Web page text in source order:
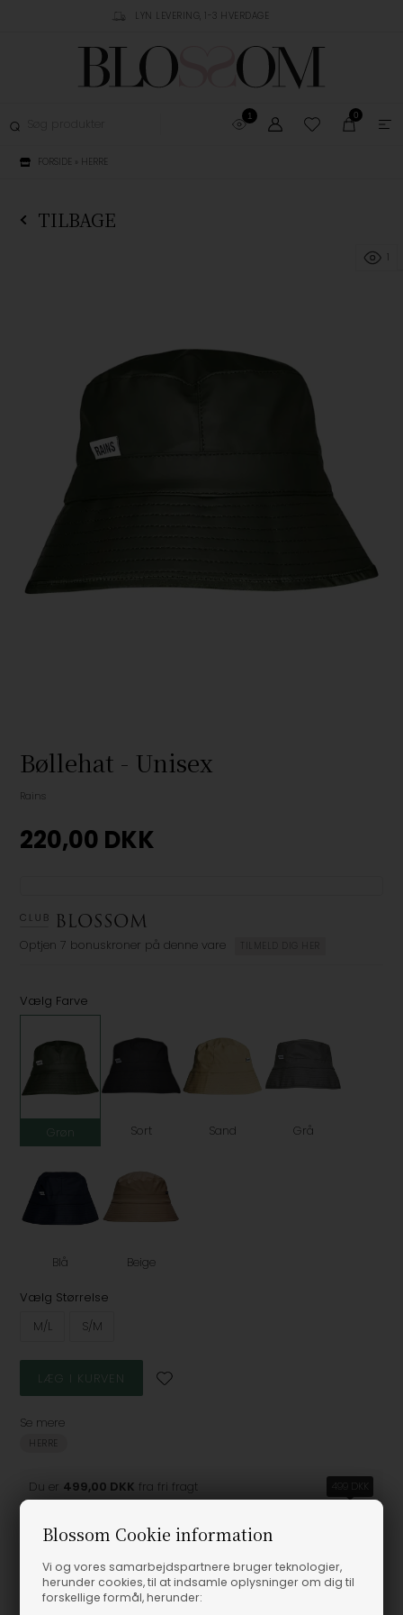
Blossom Cookie information
Vi og vores samarbejdspartnere bruger teknologier,
herunder cookies, til at indsamle oplysninger om dig til
forskellige formål, herunder:
LYN LEVERING, 1-3 HVERDAGE
1 0
FORSIDE » HERRE
TILBAGE
Bøllehat - Unisex
Rains
220,00 DKK
Optjen 7 bonuskroner på denne vare TILMELD DIG HER
Vælg Farve
Grøn Sort Sand Grå
Blå Beige
Vælg Størrelse
M/L
S/M
Se mere
HERRE
Du er 499,00 DKK fra fri fragt 499 DKK
Produktinformation
1